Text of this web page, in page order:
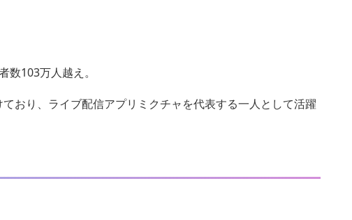
103万人越え。
おり、ライブ配信アプリミクチャを代表する一人として活躍